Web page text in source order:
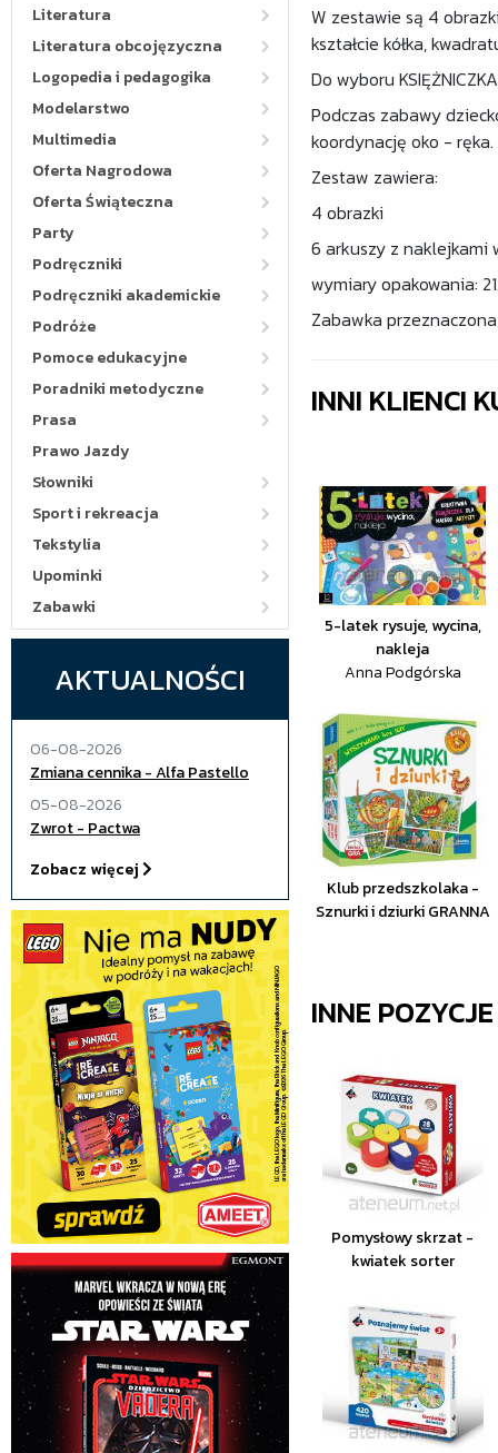
Literatura
Literatura obcojęzyczna
Logopedia i pedagogika
Modelarstwo
Multimedia
Oferta Nagrodowa
Oferta Świąteczna
Party
Podręczniki
Podręczniki akademickie
Podróże
Pomoce edukacyjne
Poradniki metodyczne
Prasa
Prawo Jazdy
Słowniki
Sport i rekreacja
Tekstylia
Upominki
Zabawki
AKTUALNOŚCI
06-08-2026
Zmiana cennika - Alfa Pastello
05-08-2026
Zwrot - Pactwa
Zobacz więcej
W zestawie są 4
kształcie kółka,
Do wyboru
Podczas zabawy
koordynację oko - ręka.
Zestaw zawiera:
4 obrazki
6 arkuszy z naklejkami
wymiary opakowania:
Zabawka
INNI KLIENCI
5-latek rysuje, wycina,
nakleja
Anna Podgórska
Klub przedszkolaka -
Sznurki i dziurki GRANNA
INNE
Pomysłowy skrzat -
kwiatek sorter